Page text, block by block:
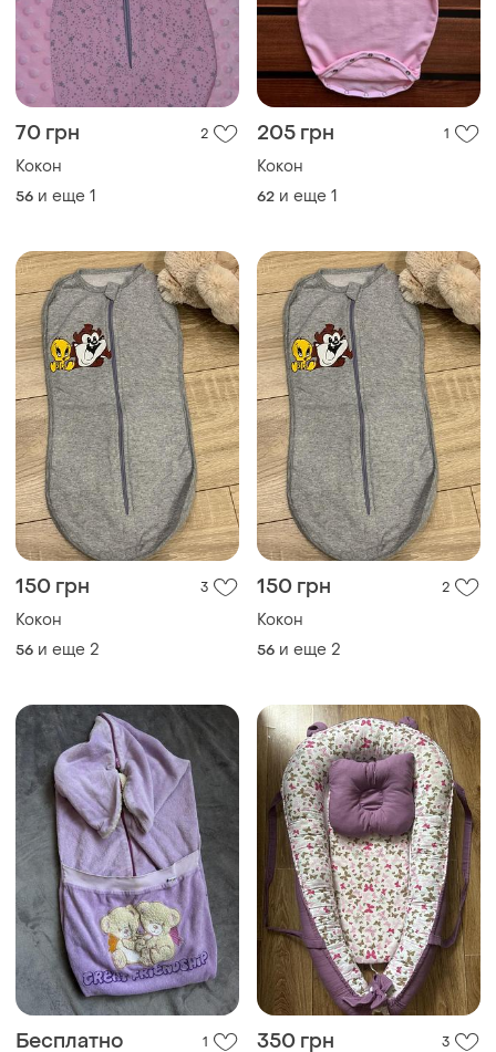
70 грн 2
Кокон
56 и еще 1
205 грн 1
Кокон
62 и еще 1
150 грн 3
Кокон
56 и еще 2
150 грн 2
Кокон
56 и еще 2
Бесплатно 1 350 грн 3